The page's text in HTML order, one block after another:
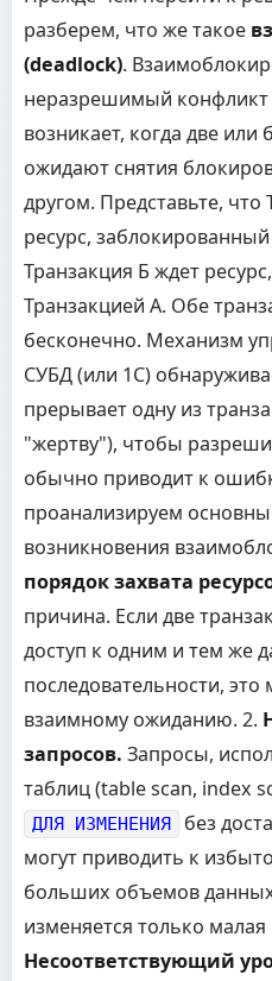
разберем, что же такое
(deadlock).
неразрешимый
возникает, когда две или
ожидают снятия
другом. Представьте, что
ресурс,
Транзакция Б ждет
Транзакцией А. Обе
бесконечно. Механизм
СУБД (или 1С)
прерывает одну из
"жертву"), чтобы
обычно приводит к
проанализируем
возникновения
порядок захвата
причина. Если две
доступ к одним и тем же
последовательности,
взаимному ожиданию. 2.
запросов. Запросы,
таблиц (table scan, index
ДЛЯ ИЗМЕНЕНИЯ
без
могут приводить к
больших объемов
изменяется только малая
Несоответствующий